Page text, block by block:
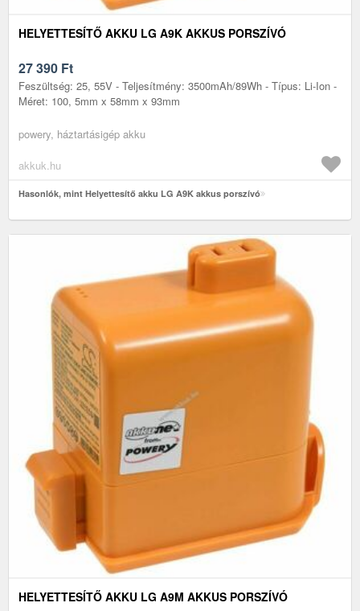
HELYETTESÍTŐ AKKU LG A9K AKKUS PORSZÍVÓ
27 390 Ft
Feszültség: 25, 55V - Teljesítmény: 3500mAh/89Wh - Típus: Li-Ion -
Méret: 100, 5mm x 58mm x 93mm
powery, háztartásigép akku
akkuk.hu
Hasonlók, mint Helyettesítő akku LG A9K akkus porszívó
HELYETTESÍTŐ AKKU LG A9M AKKUS PORSZÍVÓ